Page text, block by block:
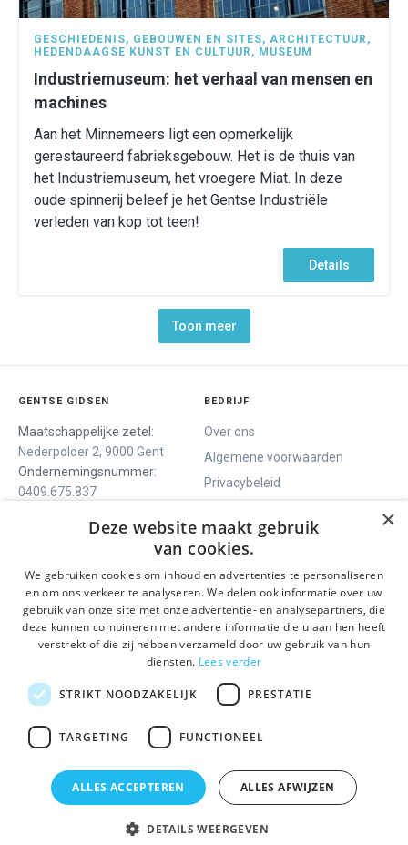
GESCHIEDENIS, GEBOUWEN EN SITES, ARCHITECTUUR ,
HEDENDAAGSE KUNST EN CULTUUR , MUSEUM
Industriemuseum: het verhaal van mensen en
machines
Aan het Minnemeers ligt een opmerkelijk
gerestaureerd fabrieksgebouw. Het is de thuis van
het Industriemuseum, het vroegere Miat. In deze
oude spinnerij beleef je het Gentse Industriële
verleden van kop tot teen!
Details
Toon meer
GENTSE GIDSEN
Maatschappelijke zetel:
Nederpolder 2, 9000 Gent
Ondernemingsnummer:
0409.675.837
BEDRIJF
Over ons
Algemene voorwaarden
Privacybeleid
ONS AANBOD
Rondleidingen
Dagprogramma
Activiteiten
SOCIALS
Facebook
Instagram
LinkedIn
BLIJF OP DE HOOGTE
Verzenden
×
Deze website maakt gebruik
van cookies.
We gebruiken cookies om inhoud en advertenties te personaliseren
en om ons verkeer te analyseren. We delen ook informatie over uw
gebruik van onze site met onze advertentie- en analysepartners, die
deze kunnen combineren met andere informatie die u aan hen heeft
verstrekt of die zij hebben verzameld door uw gebruik van hun
diensten. Lees verder
STRIKT NOODZAKELIJK PRESTATIE
TARGETING FUNCTIONEEL
ALLES ACCEPTEREN ALLES AFWIJZEN
DETAILS WEERGEVEN